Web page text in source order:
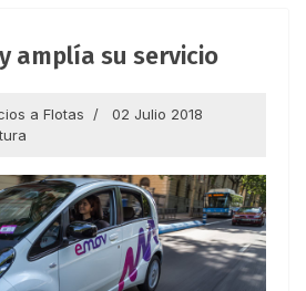
amplía su servicio
a Flotas
02 Julio 2018